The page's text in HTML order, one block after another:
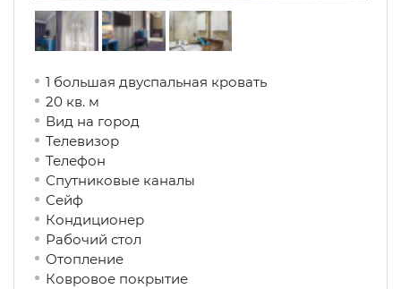
1 большая двуспальная кровать
20 кв. м
Вид на город
Телевизор
Телефон
Спутниковые каналы
Сейф
Кондиционер
Рабочий стол
Отопление
Ковровое покрытие